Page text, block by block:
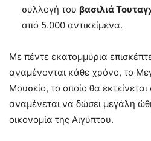
συλλογή του βασιλιά
από 5.000 αντικείμενα.
Με πέντε εκατομμύρια
αναμένονται κάθε χρόνο, το
Μουσείο, το οποίο θα
αναμένεται να δώσει μεγάλη
οικονομία της Αιγύπτου.